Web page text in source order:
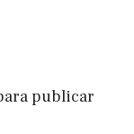
publicar